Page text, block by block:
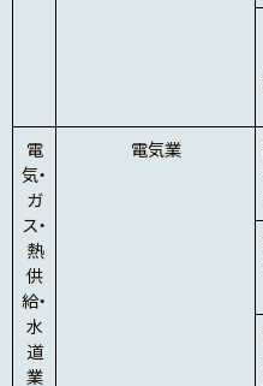
電
気・
ガ
ス・
熱
供
給・
水
道
業
電気業